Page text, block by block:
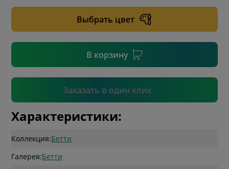
Выбрать цвет
В корзину
Заказать в один клик
Подтвердить
Характеристики:
Коллекция:Бетти
Галерея:Бетти